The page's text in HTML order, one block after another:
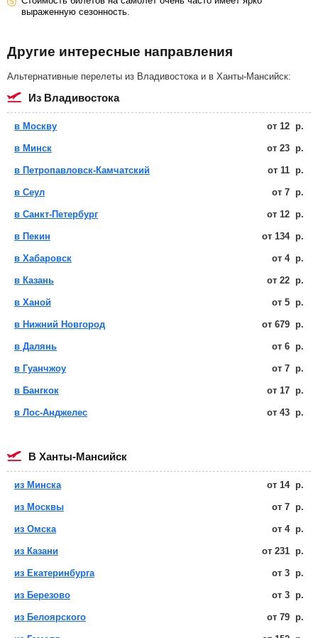
выраженную сезонность.
Другие интересные направления
Альтернативные перелеты из Владивостока и в Ханты-Мансийск:
из Владивостока
в Москву от 12 р.
в Минск от 23 р.
в Петропавловск-Камчатский от 11 р.
в Сеул от 7 р.
в Санкт-Петербург от 12 р.
в Пекин от 134 р.
в Хабаровск от 4 р.
в Казань от 22 р.
в Ханой от 5 р.
в Нижний Новгород от 679 р.
в Далянь от 6 р.
в Гуанчжоу от 7 р.
в Бангкок от 17 р.
в Лос-Анджелес от 43 р.
в Ханты-Мансийск
из Минска от 14 р.
из Москвы от 7 р.
из Омска от 4 р.
из Казани от 231 р.
из Екатеринбурга от 3 р.
из Березово от 3 р.
из Белоярского от 79 р.